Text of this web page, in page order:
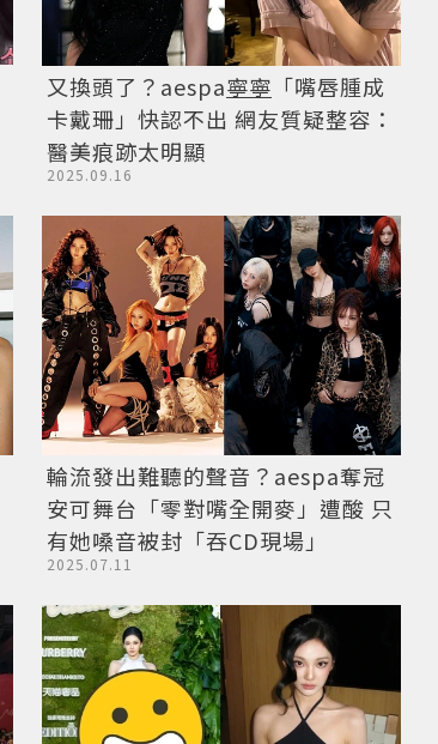
又換頭了？aespa寧寧 「嘴唇腫成
卡戴珊」快認不出 網友質疑整容：
醫美痕跡太明顯
2025.09.16
輪流發出難聽的聲音？aespa奪冠
安可舞台「零對嘴全開麥」遭酸 只
有她嗓音被封「吞CD現場」
2025.07.11